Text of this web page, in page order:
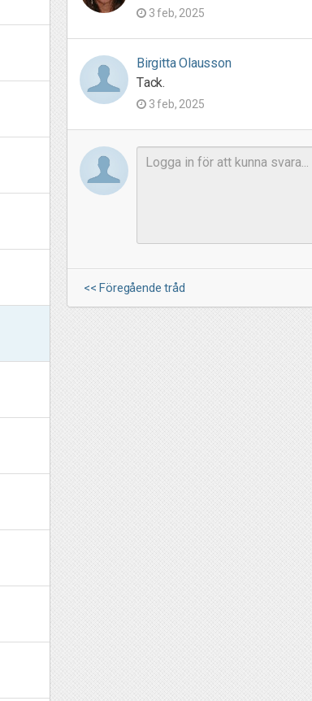
3 feb, 2025
Birgitta Olausson
Tack.
3 feb, 2025
<< Föregående tråd